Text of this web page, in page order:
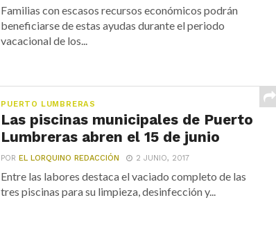
Familias con escasos recursos económicos podrán
beneficiarse de estas ayudas durante el periodo
vacacional de los...
PUERTO LUMBRERAS
Las piscinas municipales de Puerto
Lumbreras abren el 15 de junio
POREL LORQUINO REDACCIÓN 2 JUNIO, 2017
Entre las labores destaca el vaciado completo de las
tres piscinas para su limpieza, desinfección y...